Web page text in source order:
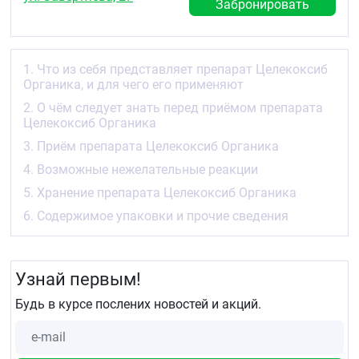
лечения первичной дисменореи (болезненная
менструация).
Способ действия препарата Целекоксиб Органика
Целекоксиб, как и другие НПВП, подавляет
активность фермента, называемого
циклооксигеназой, что приводит к подавлению
синтеза простагландинов — веществ, которые
участвуют в возникновении боли и течении
воспалительных реакций.
2. О чём следует знать перед приёмом
препарата Целекоксиб Органика
Противопоказания
Не принимайте препарат Целекоксиб Органика:
если у Вас аллергия на целекоксиб или любые
другие компоненты препарата (перечисленные
если у Вас известная аллергия к
лекарственным препаратам группы
Забронировать
1. Что из себя представляет препарат Целекоксиб
Органика, и для чего его применяют
2. О чём следует знать перед приёмом препарата
Целекоксиб Органика
3. Приём препарата Целекоксиб Органика
4. Возможные нежелательные реакции
5. Хранение препарата Целекоксиб Органика
6. Содержимое упаковки и прочие сведения
Узнай первым!
Будь в курсе послених новостей и акций.